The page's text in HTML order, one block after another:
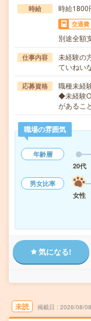
時給 時給1800
交通費
別途全額
仕事内容
未経験の
ていねい
応募資格
職種未経
◆未経験
があるこ
職場の雰囲気
年齢層
20代
男女比率
女性
気になる!
未読 掲載日 2026/08/08